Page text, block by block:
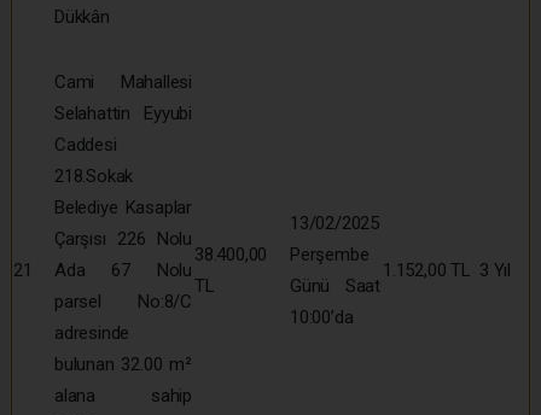
Dükkân
21
Cami Mahallesi
Selahattin Eyyubi
Caddesi
218.Sokak
Belediye Kasaplar
Çarşısı 226 Nolu
Ada 67 Nolu
parsel No:8/C
adresinde
bulunan 32.00 m²
alana sahip
38.400,00
TL
13/02/2025
Perşembe
Günü Saat
10:00’da
1.152,00 TL 3 Yıl